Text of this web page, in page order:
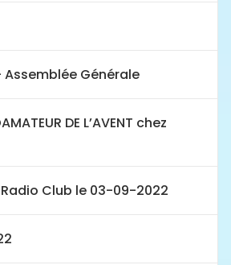
Assemblée Générale
DE L’AVENT chez
Club le 03-09-2022